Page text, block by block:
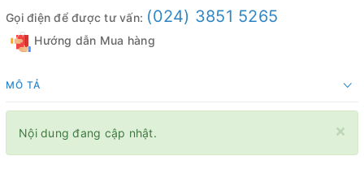
Gọi điện để được tư vấn: (024) 3851 5265
Hướng dẫn Mua hàng
MÔ TẢ
×
Nội dung đang cập nhật.